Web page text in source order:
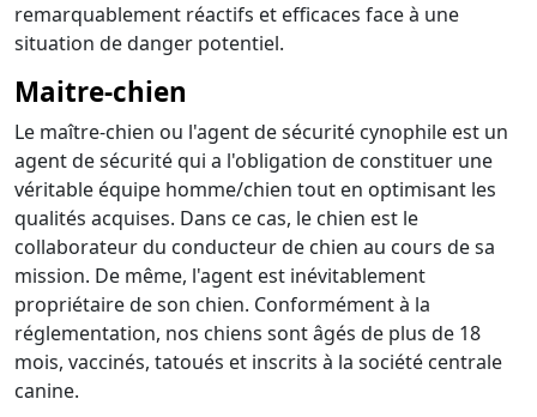
remarquablement réactifs et efficaces face à une
situation de danger potentiel.
Maitre-chien
Le maître-chien ou l'agent de sécurité cynophile est un
agent de sécurité qui a l'obligation de constituer une
véritable équipe homme/chien tout en optimisant les
qualités acquises. Dans ce cas, le chien est le
collaborateur du conducteur de chien au cours de sa
mission. De même, l'agent est inévitablement
propriétaire de son chien. Conformément à la
réglementation, nos chiens sont âgés de plus de 18
mois, vaccinés, tatoués et inscrits à la société centrale
canine.